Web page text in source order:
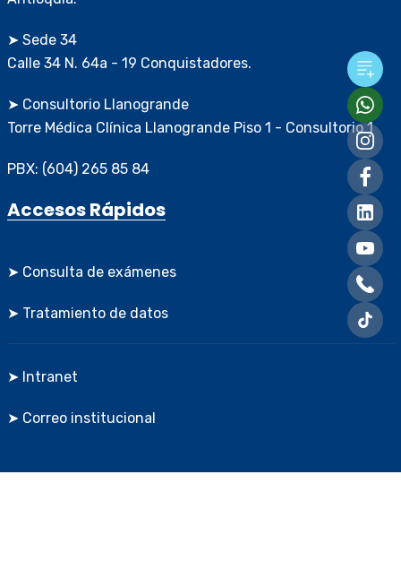
➤ Sede 34
Calle 34 N. 64a - 19 Conquistadores.
➤ Consultorio Llanogrande
Torre Médica Clínica Llanogrande Piso 1 - Consultorio 1
PBX: (604) 265 85 84
Accesos Rápidos
➤ Consulta de exámenes
➤ Tratamiento de datos
➤ Intranet
➤ Correo institucional